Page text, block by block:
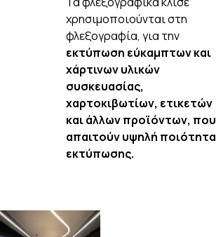
χρησιμοποιούνται στη
φλεξογραφία, για την
εκτύπωση εύκαμπτων και
χάρτινων υλικών
συσκευασίας,
χαρτοκιβωτίων, ετικετών
και άλλων προϊόντων, που
απαιτούν υψηλή ποιότητα
εκτύπωσης.